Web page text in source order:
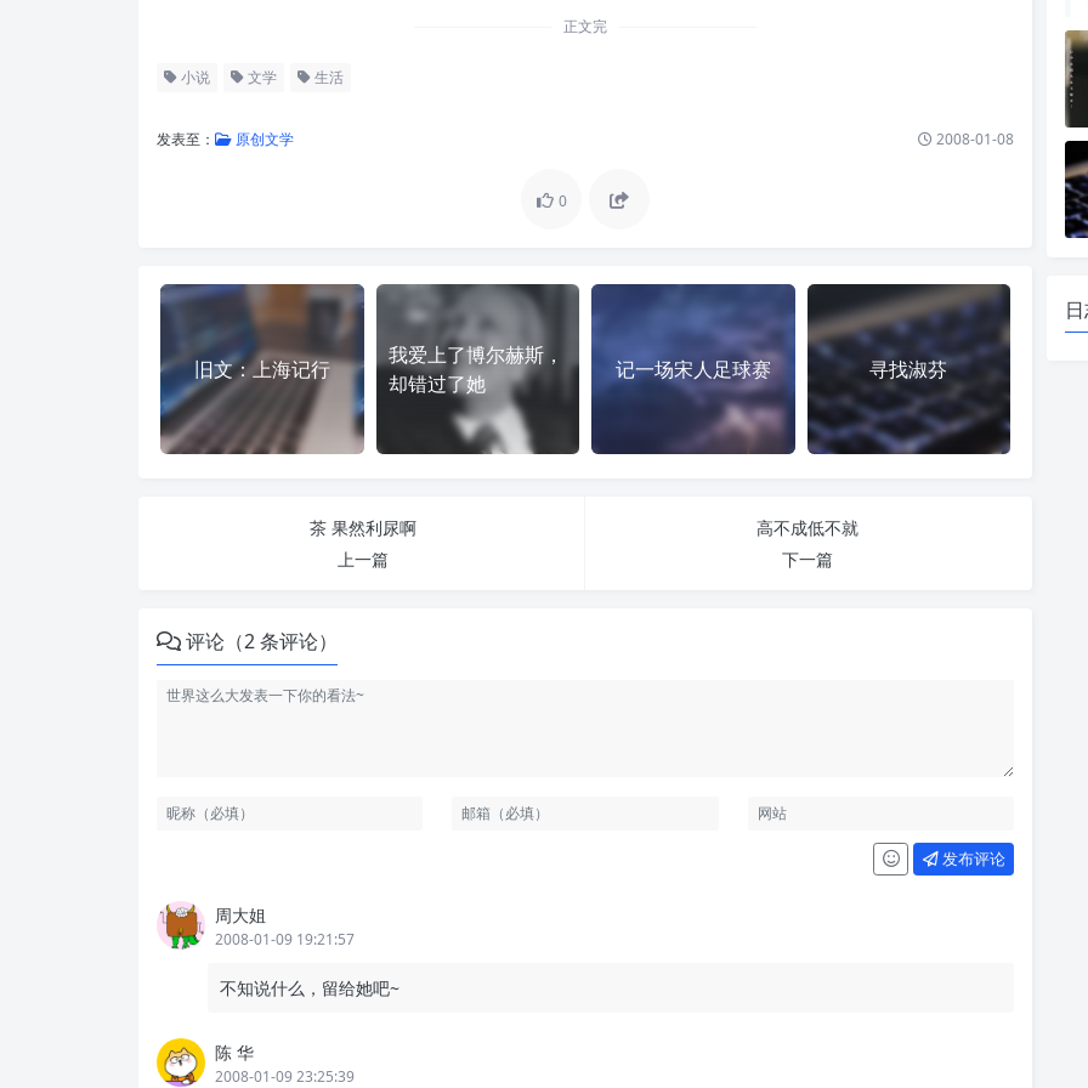
正文完
小说 文学 生活
发表至： 原创文学 2008-01-08
0
旧文：上海记行
我爱上了博尔赫斯，
却错过了她
记一场宋人足球赛 寻找淑芬
茶 果然利尿啊
上一篇
高不成低不就
下一篇
评论（2 条评论）
发布评论
周大姐
2008-01-09 19:21:57
不知说什么，留给她吧~
陈 华
2008-01-09 23:25:39